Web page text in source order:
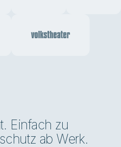
Einfach zu
ab Werk.